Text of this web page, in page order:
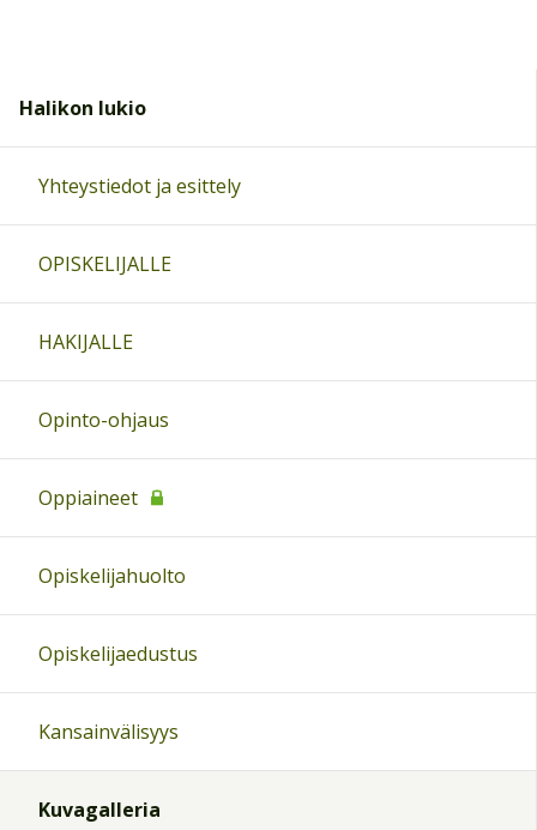
Halikon lukio
Yhteystiedot ja esittely
OPISKELIJALLE
HAKIJALLE
Opinto-ohjaus
Oppiaineet
Opiskelijahuolto
Opiskelijaedustus
Kansainvälisyys
Kuvagalleria